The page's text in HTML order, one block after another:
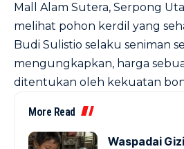
Mall Alam Sutera, Serpong
melihat pohon kerdil yang
Budi Sulistio selaku seniman
mengungkapkan, harga
ditentukan oleh kekuatan
More Read
Waspadai